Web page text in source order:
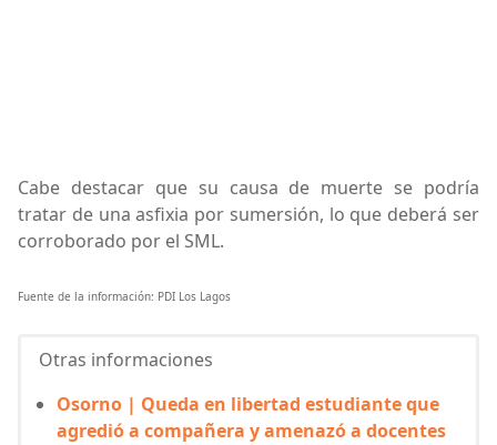
Cabe destacar que su causa de muerte se podría
tratar de una asfixia por sumersión, lo que deberá ser
corroborado por el SML.
Fuente de la información: PDI Los Lagos
Otras informaciones
Osorno | Queda en libertad estudiante que
agredió a compañera y amenazó a docentes